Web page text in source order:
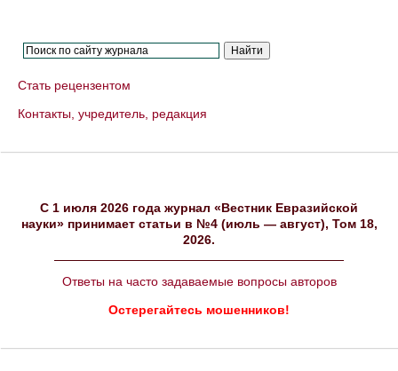
Стать рецензентом
Контакты, учредитель, редакция
C 1 июля 2026 года журнал «Вестник Евразийской
науки» принимает статьи в №4 (июль — август), Том 18,
2026.
Ответы на часто задаваемые вопросы авторов
Остерегайтесь мошенников!